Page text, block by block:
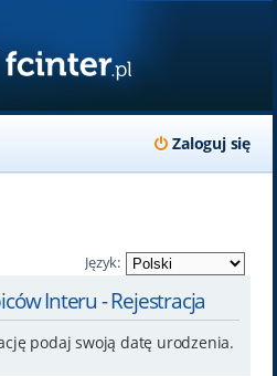
Zaloguj się
Język:
Interu - Rejestracja
podaj swoją datę urodzenia.